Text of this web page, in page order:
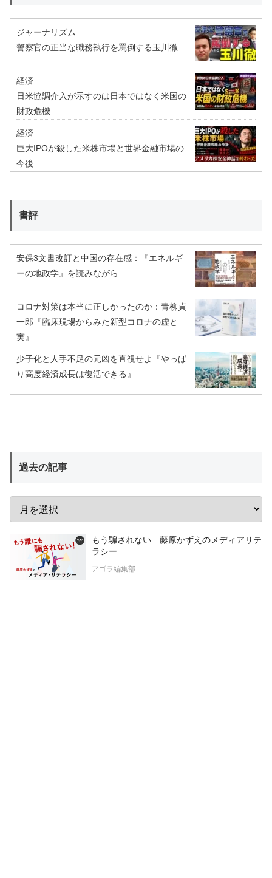
ジャーナリズム
警察官の正当な職務執行を罵倒する玉川徹
経済
日米協調介入が示すのは日本ではなく米国の
財政危機
経済
巨大IPOが殺した米株市場と世界金融市場の
今後
書評
安保3文書改訂と中国の存在感：『エネルギ
ーの地政学』を読みながら
コロナ対策は本当に正しかったのか：青柳貞
一郎『臨床現場からみた新型コロナの虚と
実』
少子化と人手不足の元凶を直視せよ『やっぱ
り高度経済成長は復活できる』
過去の記事
もう騙されない 藤原かずえのメディアリテ
ラシー
アゴラ編集部